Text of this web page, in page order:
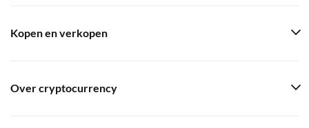
Kopen en verkopen
Over cryptocurrency